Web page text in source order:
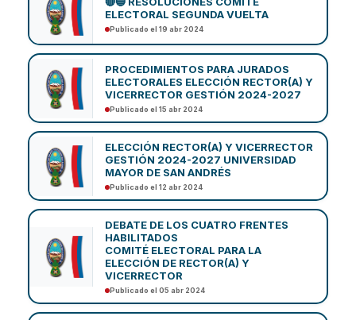
ELECTORAL SEGUNDA VUELTA
Publicado el 19 abr 2024
PROCEDIMIENTOS PARA JURADOS
ELECTORALES ELECCIÓN RECTOR(A) Y
VICERRECTOR GESTIÓN 2024-2027
Publicado el 15 abr 2024
ELECCIÓN RECTOR(A) Y VICERRECTOR
GESTIÓN 2024-2027 UNIVERSIDAD
MAYOR DE SAN ANDRÉS
Publicado el 12 abr 2024
DEBATE DE LOS CUATRO FRENTES
HABILITADOS
COMITÉ ELECTORAL PARA LA
ELECCIÓN DE RECTOR(A) Y
VICERRECTOR
Publicado el 05 abr 2024